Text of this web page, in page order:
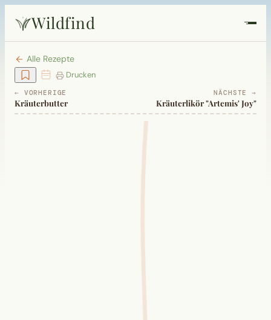
Wildfind
Startseite
Pflanzen
Alle Rezepte
Drucken
← VORHERIGE
Kräuterbutter
NÄCHSTE →
Kräuterlikör "Artemis' Joy"